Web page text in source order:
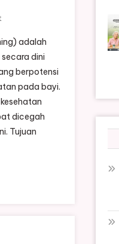
On
Skrining
Kesehatan
Anak
Baru
Lahir
adalah
dini
berpotensi
pada bayi.
dicegah
Tujuan